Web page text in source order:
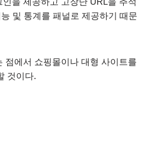
및 통계를 패널로 제공하기 때문
점에서 쇼핑몰이나 대형 사이트를
것이다.